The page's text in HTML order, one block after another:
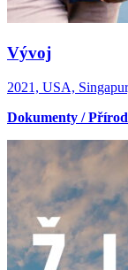
Vývoj
2021, USA,
Dokumenty /